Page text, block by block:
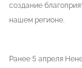
создание
нашем регионе.
Ранее 5 апреля